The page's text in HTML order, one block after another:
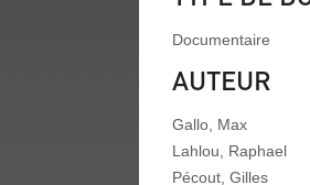
Documentaire
AUTEUR
Gallo, Max
Lahlou, Raphael
Pécout, Gilles